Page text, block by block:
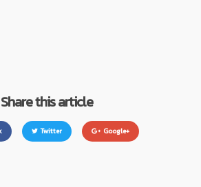
Share this article
Twitter Google+